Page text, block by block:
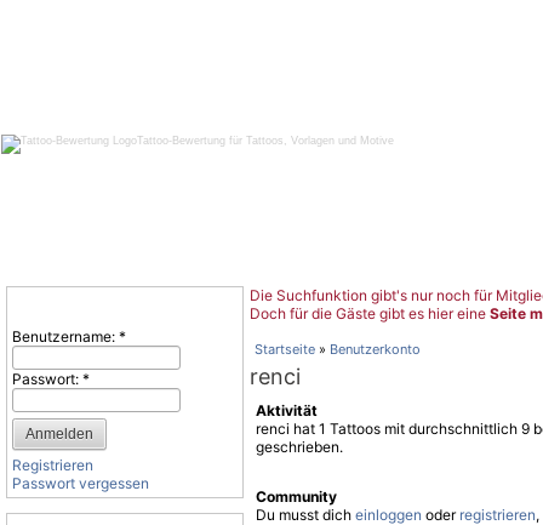
Tattoo-Bewertung für Tattoos, Vorlagen und Motive
Benutzername: *
Passwort: *
Registrieren
Passwort vergessen
Die Suchfunktion gibt's nur noch für
Doch für die Gäste gibt es hier eine Seite
Startseite » Benutzerkonto
renci
Aktivität
renci hat 1 Tattoos mit durchschnittlich 9
geschrieben.
Community
Du musst dich einloggen oder registrieren